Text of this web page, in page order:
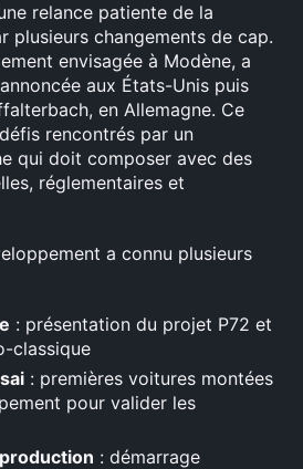
relance patiente de la
plusieurs changements de cap.
envisagée à Modène, a
aux États-Unis puis
en Allemagne. Ce
rencontrés par un
qui doit composer avec des
réglementaires et
a connu plusieurs
: présentation du projet P72 et
classique
: premières voitures montées
pour valider les
: démarrage